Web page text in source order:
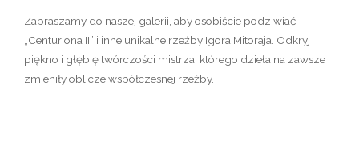
Zapraszamy do naszej galerii, aby osobiście podziwiać
„Centuriona II” i inne unikalne rzeźby Igora Mitoraja . Odkryj
piękno i głębię twórczości mistrza, którego dzieła na zawsze
zmieniły obliczewspółczesnej rzeźby.